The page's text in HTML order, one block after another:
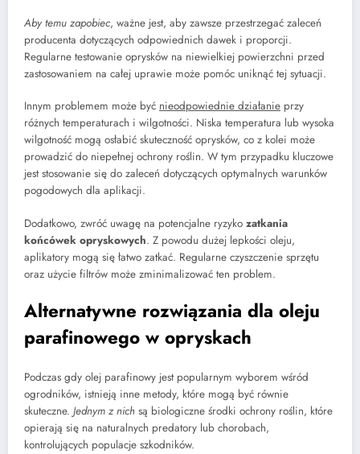
Aby temu zapobiec, ważne jest, aby zawsze przestrzegać zaleceń
producenta dotyczących odpowiednich dawek i proporcji.
Regularne testowanie oprysków na niewielkiej powierzchni przed
zastosowaniem na całej uprawie może pomóc uniknąć tej sytuacji.
Innym problemem może być nieodpowiednie działanie przy
różnych temperaturach i wilgotności. Niska temperatura lub wysoka
wilgotność mogą osłabić skuteczność oprysków, co z kolei może
prowadzić do niepełnej ochrony roślin. W tym przypadku kluczowe
jest stosowanie się do zaleceń dotyczących optymalnych warunków
pogodowych dla aplikacji.
Dodatkowo, zwróć uwagę na potencjalne ryzyko zatkania
końcówek opryskowych. Z powodu dużej lepkości oleju,
aplikatory mogą się łatwo zatkać. Regularne czyszczenie sprzętu
oraz użycie filtrów może zminimalizować ten problem.
Alternatywne rozwiązania dla oleju
parafinowego w opryskach
Podczas gdy olej parafinowy jest popularnym wyborem wśród
ogrodników, istnieją inne metody, które mogą być równie
skuteczne. Jednym z nich są biologiczne środki ochrony roślin, które
opierają się na naturalnych predatory lub chorobach,
kontrolujących populacje szkodników.